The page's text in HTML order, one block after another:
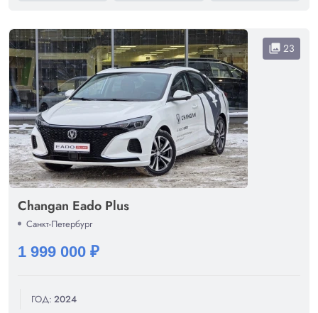
collections 23
Changan Eado Plus
Санкт-Петербург
1 999 000 ₽
ГОД: 2024